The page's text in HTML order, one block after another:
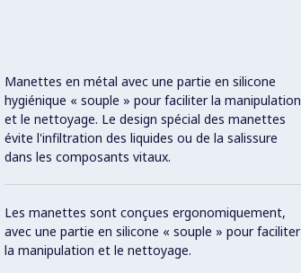
Manettes en métal avec une partie en silicone
hygiénique « souple » pour faciliter la manipulation
et le nettoyage. Le design spécial des manettes
évite l'infiltration des liquides ou de la salissure
dans les composants vitaux.
Les manettes sont conçues ergonomiquement,
avec une partie en silicone « souple » pour faciliter
la manipulation et le nettoyage.